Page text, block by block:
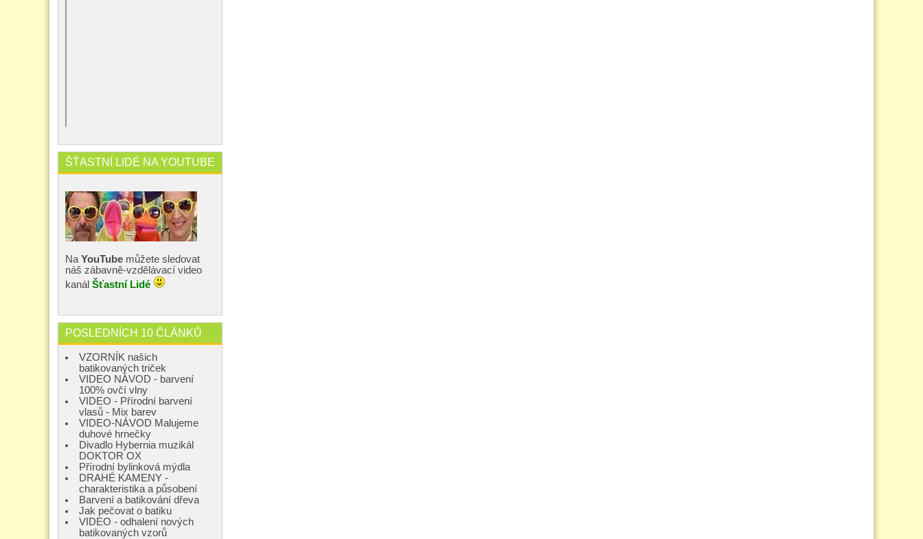
ŠŤASTNÍ LIDÉ NA YOUTUBE
Na YouTube můžete sledovat
náš zábavně-vzdělávací video
kanál Šťastní Lidé
POSLEDNÍCH 10 ČLÁNKŮ
VZORNÍK našich
batikovaných triček
VIDEO NÁVOD - barvení
100% ovčí vlny
VIDEO - Přírodní barvení
vlasů - Mix barev
VIDEO-NÁVOD Malujeme
duhové hrnečky
Divadlo Hybernia muzikál
DOKTOR OX
Přírodní bylinková mýdla
DRAHÉ KAMENY -
charakteristika a působení
Barvení a batikování dřeva
Jak pečovat o batiku
VIDEO - odhalení nových
batikovaných vzorů